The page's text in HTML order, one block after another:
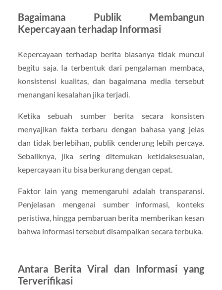
Bagaimana Publik Membangun
Kepercayaan terhadap Informasi
Kepercayaan terhadap berita biasanya tidak muncul
begitu saja. Ia terbentuk dari pengalaman membaca,
konsistensi kualitas, dan bagaimana media tersebut
menangani kesalahan jika terjadi.
Ketika sebuah sumber berita secara konsisten
menyajikan fakta terbaru dengan bahasa yang jelas
dan tidak berlebihan, publik cenderung lebih percaya.
Sebaliknya, jika sering ditemukan ketidaksesuaian,
kepercayaan itu bisa berkurang dengan cepat.
Faktor lain yang memengaruhi adalah transparansi.
Penjelasan mengenai sumber informasi, konteks
peristiwa, hingga pembaruan berita memberikan kesan
bahwa informasi tersebut disampaikan secara terbuka.
Antara Berita Viral dan Informasi yang
Terverifikasi